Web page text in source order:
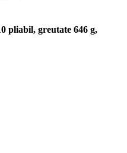
pliabil, greutate 646 g,